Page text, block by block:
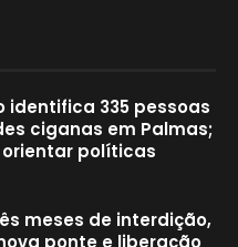
identifica 335 pessoas
ciganas em Palmas;
políticas
meses de interdição,
ponte e liberação